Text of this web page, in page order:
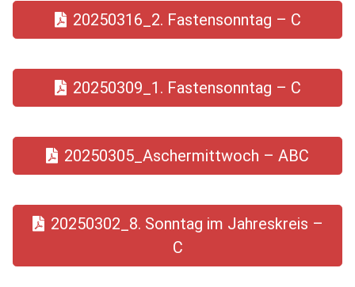
20250316_2. Fastensonntag – C
20250309_1. Fastensonntag – C
20250305_Aschermittwoch – ABC
20250302_8. Sonntag im Jahreskreis –
C